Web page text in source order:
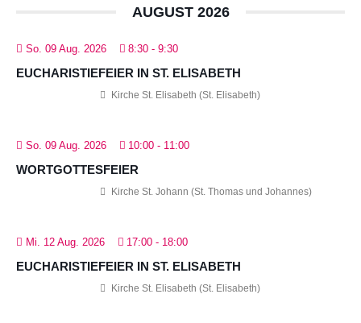
AUGUST 2026
So. 09 Aug. 2026 8:30 - 9:30
EUCHARISTIEFEIER IN ST. ELISABETH
Kirche St. Elisabeth (St. Elisabeth)
So. 09 Aug. 2026 10:00 - 11:00
WORTGOTTESFEIER
Kirche St. Johann (St. Thomas und Johannes)
Mi. 12 Aug. 2026 17:00 - 18:00
EUCHARISTIEFEIER IN ST. ELISABETH
Kirche St. Elisabeth (St. Elisabeth)